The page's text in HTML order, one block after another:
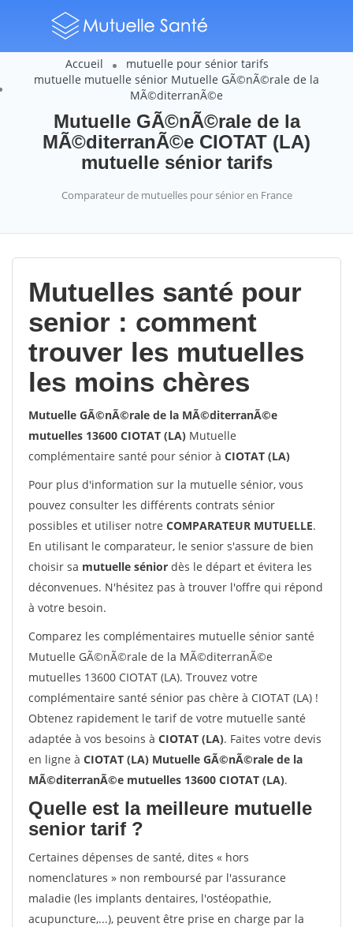
Accueil
mutuelle pour sénior tarifs
mutuelle mutuelle sénior Mutuelle GÃ©nÃ©rale de la
MÃ©diterranÃ©e
Mutuelle GÃ©nÃ©rale de la
MÃ©diterranÃ©e CIOTAT (LA)
mutuelle sénior tarifs
Comparateur de mutuelles pour sénior en France
Mutuelles santé pour
senior : comment
trouver les mutuelles
les moins chères
Mutuelle GÃ©nÃ©rale de la MÃ©diterranÃ©e
mutuelles 13600 CIOTAT (LA) Mutuelle
complémentaire santé pour sénior à CIOTAT (LA)
Pour plus d'information sur la mutuelle sénior, vous
pouvez consulter les différents contrats sénior
possibles et utiliser notre COMPARATEUR MUTUELLE.
En utilisant le comparateur, le senior s'assure de bien
choisir sa mutuelle sénior dès le départ et évitera les
déconvenues. N'hésitez pas à trouver l'offre qui répond
à votre besoin.
Comparez les complémentaires mutuelle sénior santé
Mutuelle GÃ©nÃ©rale de la MÃ©diterranÃ©e
mutuelles 13600 CIOTAT (LA). Trouvez votre
complémentaire santé sénior pas chère à CIOTAT (LA) !
Obtenez rapidement le tarif de votre mutuelle santé
adaptée à vos besoins à CIOTAT (LA). Faites votre devis
en ligne à CIOTAT (LA) Mutuelle GÃ©nÃ©rale de la
MÃ©diterranÃ©e mutuelles 13600 CIOTAT (LA).
Quelle est la meilleure mutuelle
senior tarif ?
Certaines dépenses de santé, dites « hors
nomenclatures » non remboursé par l'assurance
maladie (les implants dentaires, l'ostéopathie,
acupuncture,...), peuvent être prise en charge par la